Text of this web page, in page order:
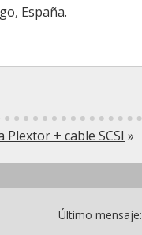
España.
+ cable SCSI »
Último mensaje: